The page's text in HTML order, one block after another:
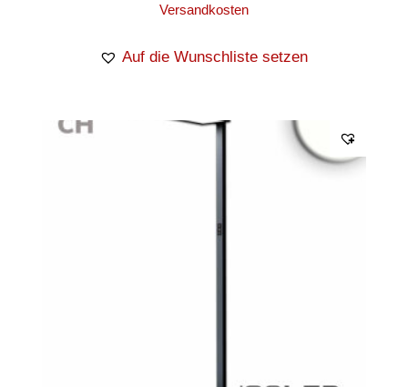
Versandkosten
Auf die Wunschliste setzen